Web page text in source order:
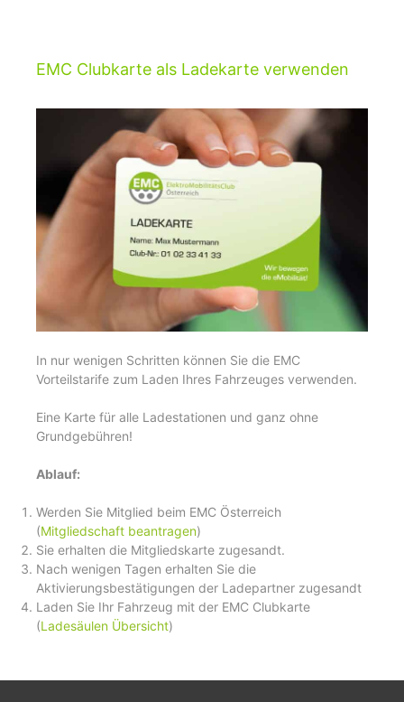
EMC Clubkarte als Ladekarte verwenden
In nur wenigen Schritten können Sie die EMC
Vorteilstarife zum Laden Ihres Fahrzeuges verwenden.
Eine Karte für alle Ladestationen und ganz ohne
Grundgebühren!
Ablauf:
Werden Sie Mitglied beim EMC Österreich
(Mitgliedschaft beantragen)
Sie erhalten die Mitgliedskarte zugesandt.
Nach wenigen Tagen erhalten Sie die
Aktivierungsbestätigungen der Ladepartner zugesandt
Laden Sie Ihr Fahrzeug mit der EMC Clubkarte
(Ladesäulen Übersicht)